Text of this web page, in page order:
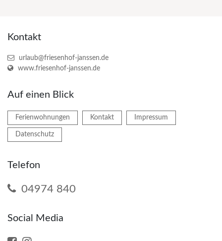
Kontakt
urlaub@friesenhof-janssen.de
www.friesenhof-janssen.de
Auf einen Blick
Ferienwohnungen Kontakt Impressum
Datenschutz
Telefon
04974 840
Social Media